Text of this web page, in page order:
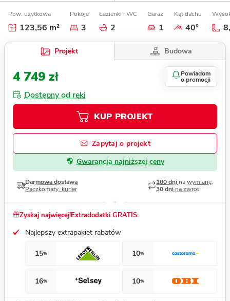
Pow. użytkowa
123,56 m²
Pokoje
3
Łazienki i WC
2
Garaż
1
Kąt dachu
40°
Projekt Budowa
4 749 zł Powiadom
o promocji
Dostępny od ręki
KUP PROJEKT
Zapytaj o projekt
Gwarancja najniższej ceny
Darmowa dostawa
Paczkomaty, kurier
100 dni na wymianę,
30 dni na zwrot
Zyskaj najwięcej!Extradodatki GRATIS:
Najlepszy extrapakiet rabatów
15% 10%
16% 10%